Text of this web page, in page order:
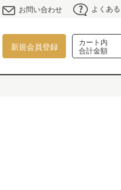
お問い合わせ よくあ
新規会員登録
カート内
合計金額